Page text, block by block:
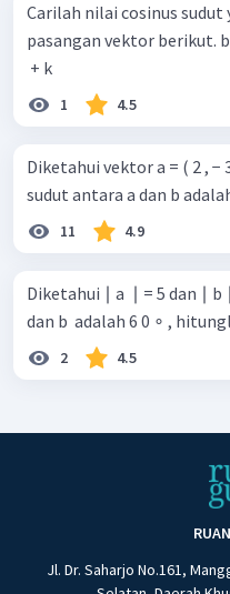
Carilah nilai cosinus
pasangan vektor berikut. b. p ​ = 3 i + 2 j ​ − 6 k dan q ​ = 4 i − 3 j
​ + k
1 4.5
Diketahui vektor a = ( 2 , −
sudut antara a dan b
11 4.9
Diketahui ∣ a ​ ∣ = 5 dan ∣
dan b ​ adalah 6 0 ∘ ,
2 4.5
Jl. Dr. Saharjo No.161,